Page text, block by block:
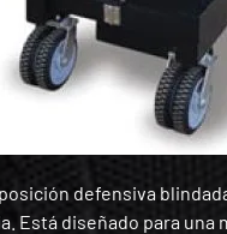
posición defensiva
Está diseñado para